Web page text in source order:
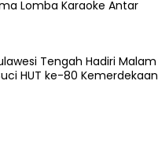
Lomba Karaoke Antar
Tengah Hadiri Malam
HUT ke-80 Kemerdekaan